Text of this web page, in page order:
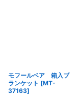
モフールベア 箱入ブ
ランケット [MT-
37163]